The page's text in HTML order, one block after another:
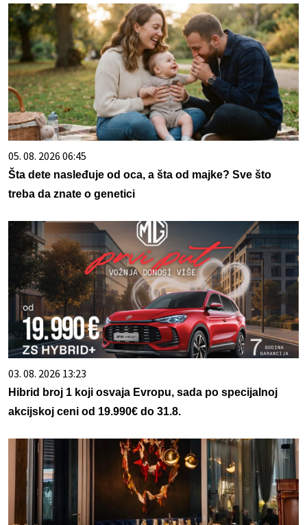
05. 08. 2026 06:45
Šta dete nasleđuje od oca, a šta od majke? Sve što
treba da znate o genetici
03. 08. 2026 13:23
Hibrid broj 1 koji osvaja Evropu, sada po specijalnoj
akcijskoj ceni od 19.990€ do 31.8.